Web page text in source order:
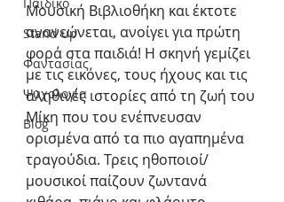
Stand up
Φαντασίας
Ψυχολογία
Blog
Μουσική Βιβλιοθήκη και έκτοτε
ανανεώνεται, ανοίγει για πρώτη
φορά στα παιδιά! Η σκηνή γεμίζει
με τις εικόνες, τους ήχους και τις
αληθινές ιστορίες από τη ζωή του
Μίκη που του ενέπνευσαν
ορισμένα από τα πιο αγαπημένα
τραγούδια. Τρεις ηθοποιοί/
μουσικοί παίζουν ζωντανά